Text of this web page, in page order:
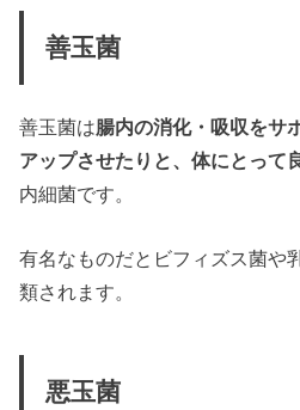
善玉菌
善玉菌は腸内の消化・吸収をサ
アップさせたりと、体にとって
内細菌です。
有名なものだとビフィズス菌や
類されます。
悪玉菌